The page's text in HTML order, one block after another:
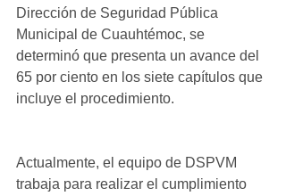
Dirección de Seguridad Pública
Municipal de Cuauhtémoc, se
determinó que presenta un avance del
65 por ciento en los siete capítulos que
incluye el procedimiento.
Actualmente, el equipo de DSPVM
trabaja para realizar el cumplimiento